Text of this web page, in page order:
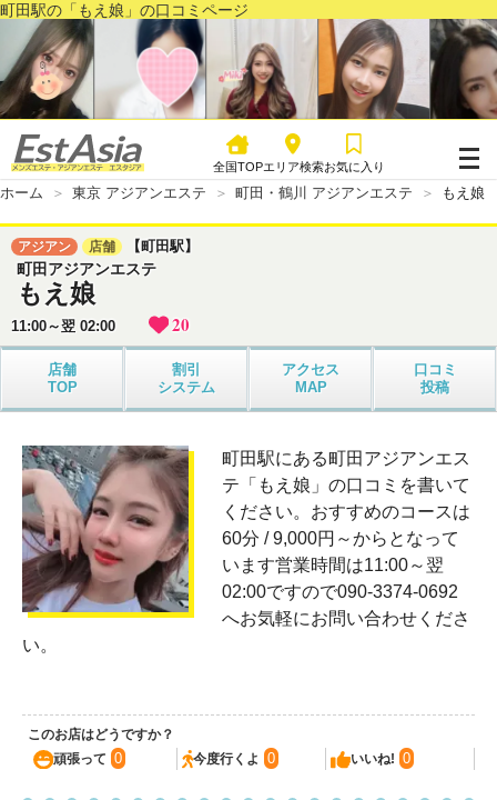
町田駅の「もえ娘」の口コミページ
全国TOPエリア検索お気に入り
ホーム 東京 アジアンエステ 町田・鶴川 アジアンエステ もえ娘
アジアン 店舗 【町田駅】
町田アジアンエステ
もえ娘
11:00～翌 02:00 20
店舗
TOP
割引
システム
アクセス
MAP
口コミ
投稿
町田駅にある町田アジアンエス
テ「もえ娘」の口コミを書いて
ください。おすすめのコースは
60分 / 9,000円～からとなって
います営業時間は11:00～翌
02:00ですので090-3374-0692
へお気軽にお問い合わせくださ
い。
このお店はどうですか？
頑張って 0 今度行くよ 0 いいね! 0